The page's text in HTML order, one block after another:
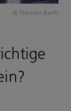
© Theodor Barth